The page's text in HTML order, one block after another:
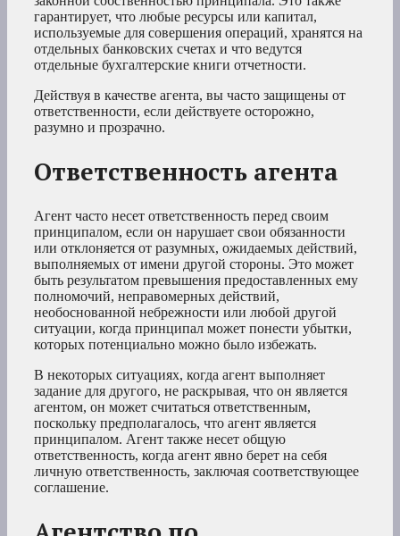
гарантирует, что любые ресурсы или капитал,
используемые для совершения операций, хранятся на
отдельных банковских счетах и что ведутся
отдельные бухгалтерские книги отчетности.
Действуя в качестве агента, вы часто защищены от
ответственности, если действуете осторожно,
разумно и прозрачно.
Ответственность агента
Агент часто несет ответственность перед своим
принципалом, если он нарушает свои обязанности
или отклоняется от разумных, ожидаемых действий,
выполняемых от имени другой стороны. Это может
быть результатом превышения предоставленных ему
полномочий, неправомерных действий,
необоснованной небрежности или любой другой
ситуации, когда принципал может понести убытки,
которых потенциально можно было избежать.
В некоторых ситуациях, когда агент выполняет
задание для другого, не раскрывая, что он является
агентом, он может считаться ответственным,
поскольку предполагалось, что агент является
принципалом. Агент также несет общую
ответственность, когда агент явно берет на себя
личную ответственность, заключая соответствующее
соглашение.